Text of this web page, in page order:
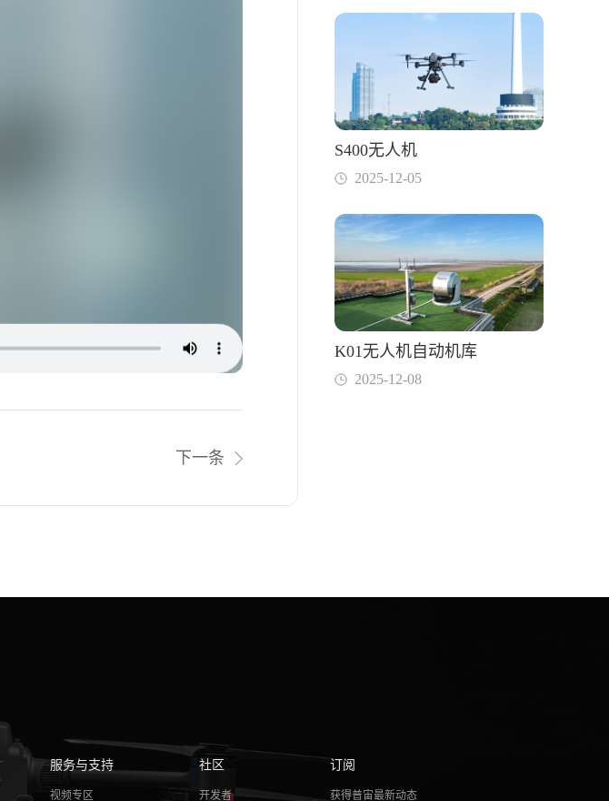
下一条
S400无人机
2025-12-05
K01无人机自动机库
2025-12-08
服务与支持
视频专区
社区
开发者
订阅
获得普宙最新动态